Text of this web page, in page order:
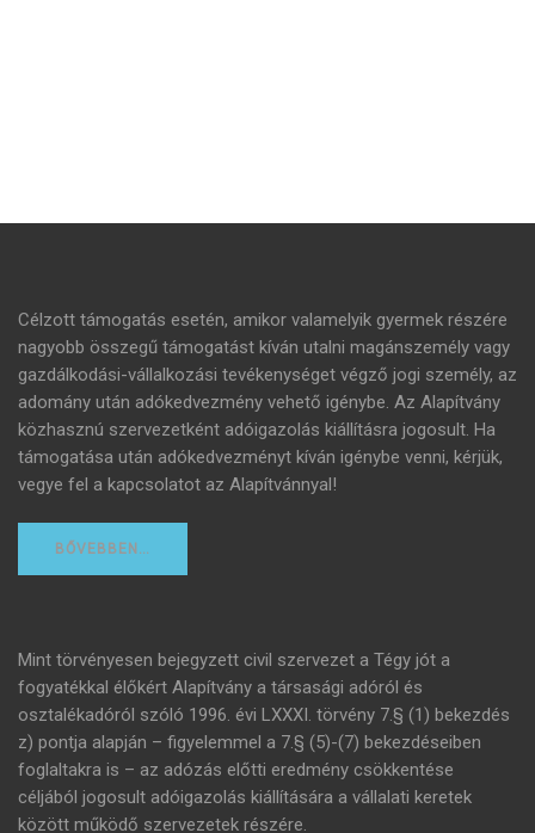
Célzott támogatás esetén, amikor valamelyik gyermek részére
nagyobb összegű támogatást kíván utalni magánszemély vagy
gazdálkodási-vállalkozási tevékenységet végző jogi személy, az
adomány után adókedvezmény vehető igénybe. Az Alapítvány
közhasznú szervezetként adóigazolás kiállításra jogosult. Ha
támogatása után adókedvezményt kíván igénybe venni, kérjük,
vegye fel a kapcsolatot az Alapítvánnyal!
BŐVEBBEN…
Mint törvényesen bejegyzett civil szervezet a Tégy jót a
fogyatékkal élőkért Alapítvány a társasági adóról és
osztalékadóról szóló 1996. évi LXXXI. törvény 7.§ (1) bekezdés
z) pontja alapján – figyelemmel a 7.§ (5)-(7) bekezdéseiben
foglaltakra is – az adózás előtti eredmény csökkentése
céljából jogosult adóigazolás kiállítására a vállalati keretek
között működő szervezetek részére.